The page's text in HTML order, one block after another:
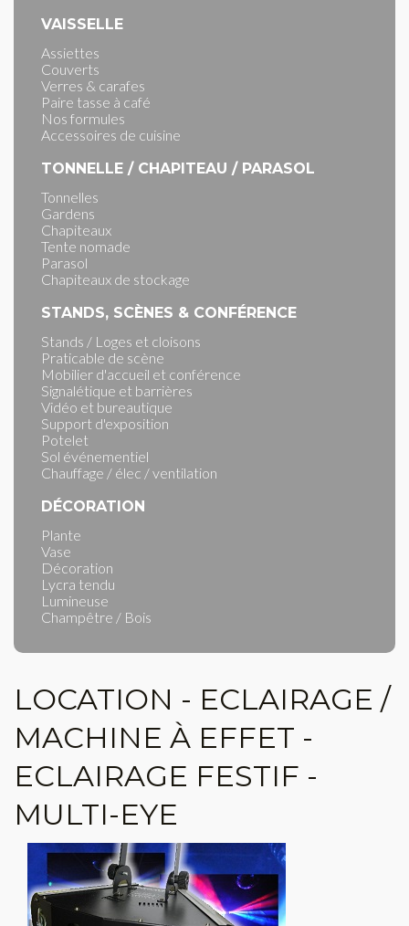
VAISSELLE
Assiettes
Couverts
Verres & carafes
Paire tasse à café
Nos formules
Accessoires de cuisine
TONNELLE / CHAPITEAU / PARASOL
Tonnelles
Gardens
Chapiteaux
Tente nomade
Parasol
Chapiteaux de stockage
STANDS, SCÈNES & CONFÉRENCE
Stands / Loges et cloisons
Praticable de scène
Mobilier d'accueil et conférence
Signalétique et barrières
Vidéo et bureautique
Support d'exposition
Potelet
Sol événementiel
Chauffage / élec / ventilation
DÉCORATION
Plante
Vase
Décoration
Lycra tendu
Lumineuse
Champêtre / Bois
LOCATION - ECLAIRAGE /
MACHINE À EFFET -
ECLAIRAGE FESTIF -
MULTI-EYE